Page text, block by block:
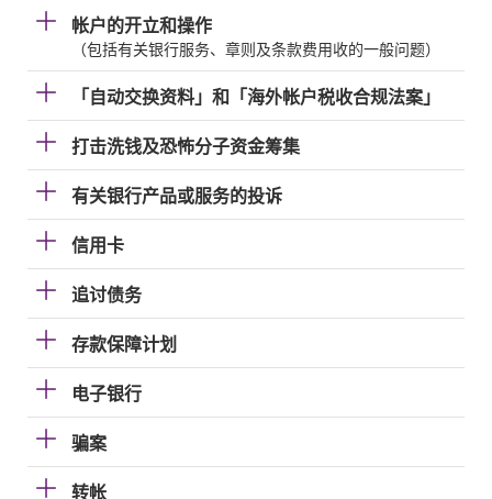
帐户的开立和操作
（包括有关银行服务、章则及条款费用收的一般问题）
「自动交换资料」和「海外帐户税收合规法案」
打击洗钱及恐怖分子资金筹集
有关银行产品或服务的投诉
信用卡
追讨债务
存款保障计划
电子银行
骗案
转帐